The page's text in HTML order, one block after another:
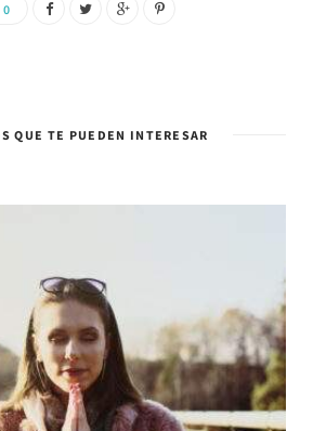
0
QUE TE PUEDEN INTERESAR